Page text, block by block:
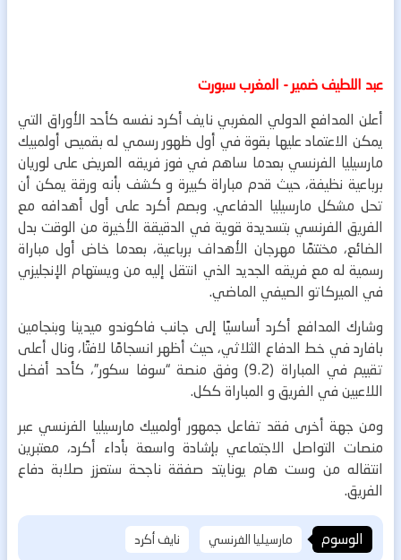
عبد اللطيف ضمير - المغرب سبورت
أعلن المدافع الدولي المغربي نايف أكرد نفسه كأحد الأوراق التي
يمكن الاعتماد عليها بقوة في أول ظهور رسمي له بقميص أولمبيك
مارسيليا الفرنسي بعدما ساهم في فوز فريقه العريض على لوريان
برباعية نظيفة، حيث قدم مباراة كبيرة و كشف بأنه ورقة يمكن أن
تحل مشكل مارسيليا الدفاعي.وبصم أكرد على أول أهدافه مع
الفريق الفرنسي بتسديدة قوية في الدقيقة الأخيرة من الوقت بدل
الضائع، مختتمًا مهرجان الأهداف برباعية، بعدما خاض أول مباراة
رسمية له مع فريقه الجديد الذي انتقل إليه من ويستهام الإنجليزي
في الميركاتو الصيفي الماضي.
وشارك المدافع أكرد أساسيًا إلى جانب فاكوندو ميدينا وبنجامين
بافارد في خط الدفاع الثلاثي، حيث أظهر انسجامًا لافتًا، ونال أعلى
تقييم في المباراة (9.2) وفق منصة “سوفا سكور”، كأحد أفضل
اللاعبين في الفريق و المباراة ككل.
ومن جهة أخرى فقد تفاعل جمهور أولمبيك مارسيليا الفرنسي عبر
منصات التواصل الاجتماعي بإشادة واسعة بأداء أكرد، معتبرين
انتقاله من وست هام يونايتد صفقة ناجحة ستعزز صلابة دفاع
الفريق.
الوسوم مارسيليا الفرنسي نايف أكرد